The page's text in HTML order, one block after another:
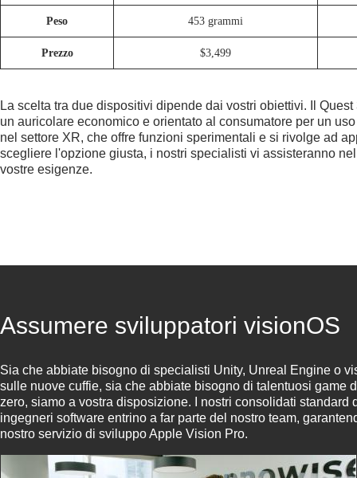
Peso 453 grammi
Prezzo $3,499
La scelta tra due dispositivi dipende dai vostri obiettivi. Il Quest
un auricolare economico e orientato al consumatore per un
nel settore XR, che offre funzioni sperimentali e si rivolge ad
scegliere l'opzione giusta, i nostri specialisti vi assisteranno
vostre esigenze.
Assumere sviluppatori visionOS
Sia che abbiate bisogno di specialisti Unity, Unreal Engine o
sulle nuove cuffie, sia che abbiate bisogno di talentuosi game
zero, siamo a vostra disposizione. I nostri consolidati
ingegneri software entrino a far parte del nostro team,
nostro servizio di sviluppo Apple Vision Pro.